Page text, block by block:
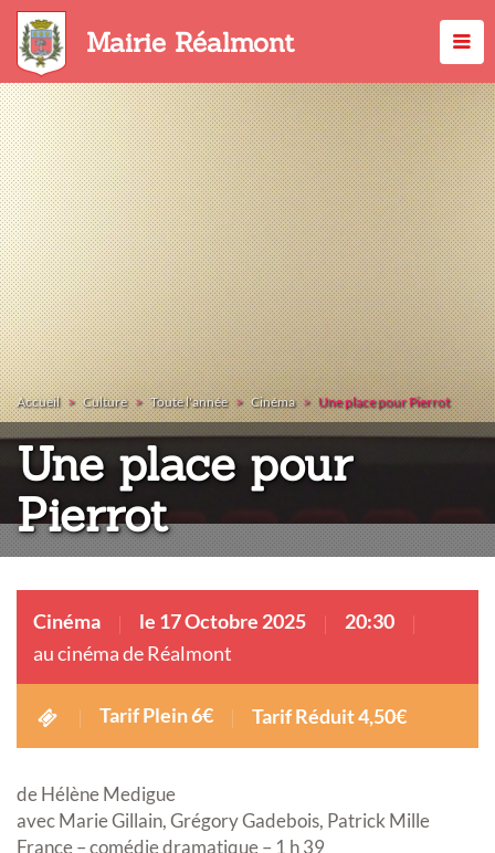
Aller
contenu
principal
Mairie Réalmont
Accueil Culture Toute l'année Cinéma Une place pour Pierrot
Une place pour
Pierrot
Cinéma le 17 Octobre 2025
20:30
au cinéma de Réalmont
Tarif Plein 6€ Tarif Réduit 4,50€
de Hélène Medigue
avec Marie Gillain, Grégory Gadebois, Patrick Mille
France – comédie dramatique – 1 h 39